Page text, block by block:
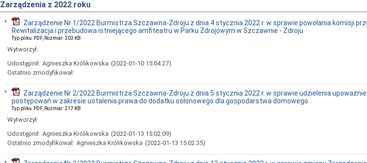
Zarządzenia z 2022 roku
Zarządzenie Nr 1/2022 Burmistrza Szczawna-Zdroju z dnia 4 stycznia 2022 r. w sprawie powołania komisji
Rewitalizacja i przebudowa istniejącego amfiteatru w Parku Zdrojowym w Szczawnie - Zdroju
Typ pliku: PDF, Rozmiar: 202 KB
Wytworzył:
Udostępnił: Agnieszka Królikowska (2022-01-10 15:04:27)
Ostatnio zmodyfikował:
Zarządzenie Nr 2/2022 Burmistrza Szczawna-Zdroju z dnia 5 stycznia 2022 r. w sprawie udzielenia
postępowań w zakresie ustalenia prawa do dodatku osłonowego dla gospodarstwa domowego
Typ pliku: PDF, Rozmiar: 217 KB
Wytworzył:
Udostępnił: Agnieszka Królikowska (2022-01-13 15:02:09)
Ostatnio zmodyfikował: Agnieszka Królikowska (2022-01-13 15:02:35)